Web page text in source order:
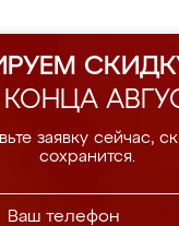
заявку сейчас,
сохранится.